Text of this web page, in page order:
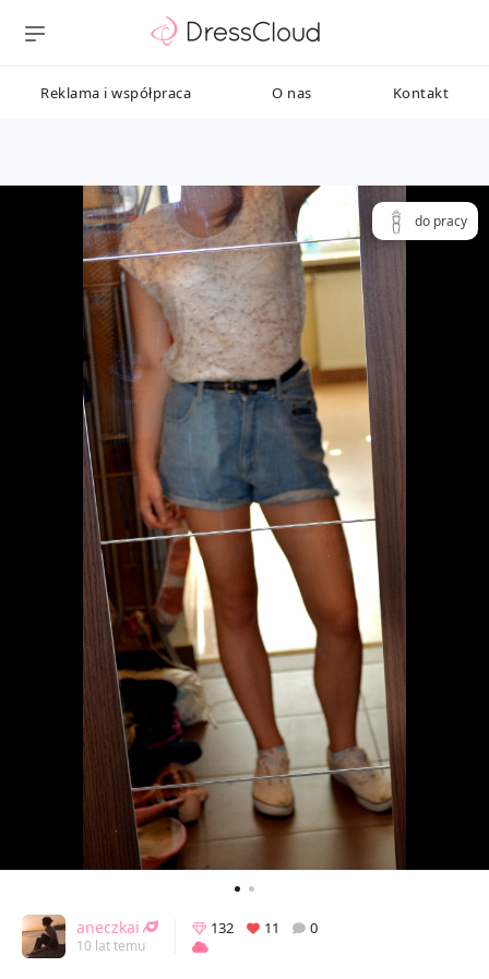
Reklama i współpraca O nas Kontakt
do pracy
aneczkai
10 lat temu
132 11 0